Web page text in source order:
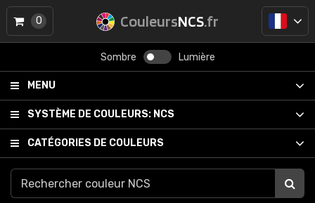
CouleursNCS.fr
Sombre Lumière
MENU
SYSTÈME DE COULEURS: NCS
CATÉGORIES DE COULEURS
0